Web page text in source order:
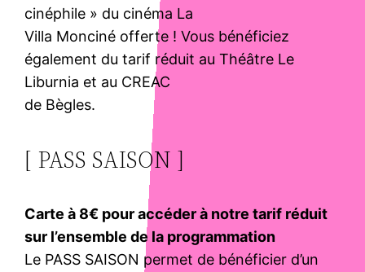
cinéphile » du cinéma La
Villa Monciné offerte ! Vous bénéficiez
également du tarif réduit au Théâtre Le
Liburnia et au CREAC
de Bègles.
[ PASS SAISON ]
Carte à 8€ pour accéder à notre tarif réduit
sur l’ensemble de la programmation
Le PASS SAISON permet de bénéficier d’un